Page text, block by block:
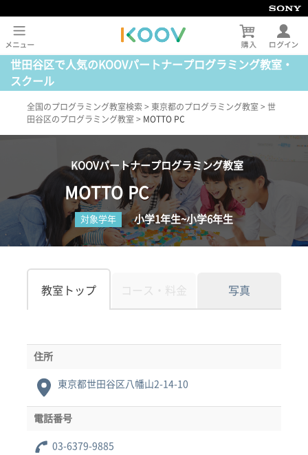
世田谷区で人気のKOOVパートナープログラミング教室・
スクール
全国のプログラミング教室検索 > 東京都のプログラミング教室 > 世
田谷区のプログラミング教室 > MOTTO PC
KOOVパートナープログラミング教室
MOTTO PC
対象学年 小学1年生~小学6年生
教室トップ コース・料金 写真
住所
東京都世田谷区八幡山2-14-10
電話番号
03-6379-9885